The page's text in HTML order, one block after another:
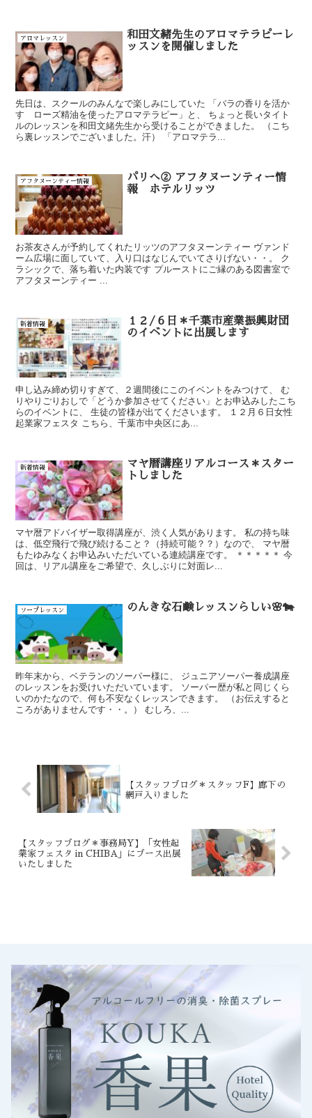
アロマレッスン
和田文緒先生のアロマテラピーレ
ッスンを開催しました
先日は、スクールのみんなで楽しみにしていた 「バラの香りを活か
す ローズ精油を使ったアロマテラピー」と、 ちょっと長いタイト
ルのレッスンを和田文緒先生から受けることができました。 （こち
ら裏レッスンでございました。汗） 「アロマテラ...
アフタヌーンティー情報
パリへ② アフタヌーンティー情
報 ホテルリッツ
お茶友さんが予約してくれたリッツのアフタヌーンティー ヴァンド
ーム広場に面していて、入り口はなじんでいてさりげない・・。 ク
ラシックで、落ち着いた内装です プルーストにご縁のある図書室で
アフタヌーンティー ...
新着情報
１２/６日＊千葉市産業振興財団
のイベントに出展します
申し込み締め切りすぎて、２週間後にこのイベントをみつけて、 む
りやりごりおしで「どうか参加させてください」とお申込みしたこち
らのイベントに、 生徒の皆様が出てくださいます。 １２月６日女性
起業家フェスタ こちら、千葉市中央区にあ...
新着情報
マヤ暦講座リアルコース＊スター
トしました
マヤ暦アドバイザー取得講座が、渋く人気があります。 私の持ち味
は、低空飛行で飛び続けること？（持続可能？？）なので、 マヤ暦
もたゆみなくお申込みいただいている連続講座です。 ＊＊＊＊＊ 今
回は、リアル講座をご希望で、久しぶりに対面レ...
ソープレッスン のんきな石鹸レッスンらしい🌸🐄
昨年末から、ベテランのソーパー様に、 ジュニアソーパー養成講座
のレッスンをお受けいただいています。 ソーパー歴が私と同じくら
いのかたなので、何も不安なくレッスンできます。 （お伝えすると
ころがありませんです・・。） むしろ、...
【スタッフブログ＊スタッフF】廊下の
網戸入りました
【スタッフブログ＊事務局Y】「女性起
業家フェスタ in CHIBA」にブース出展
いたしました